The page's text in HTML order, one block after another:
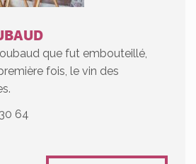
que fut embouteillé,
fois, le vin des
64